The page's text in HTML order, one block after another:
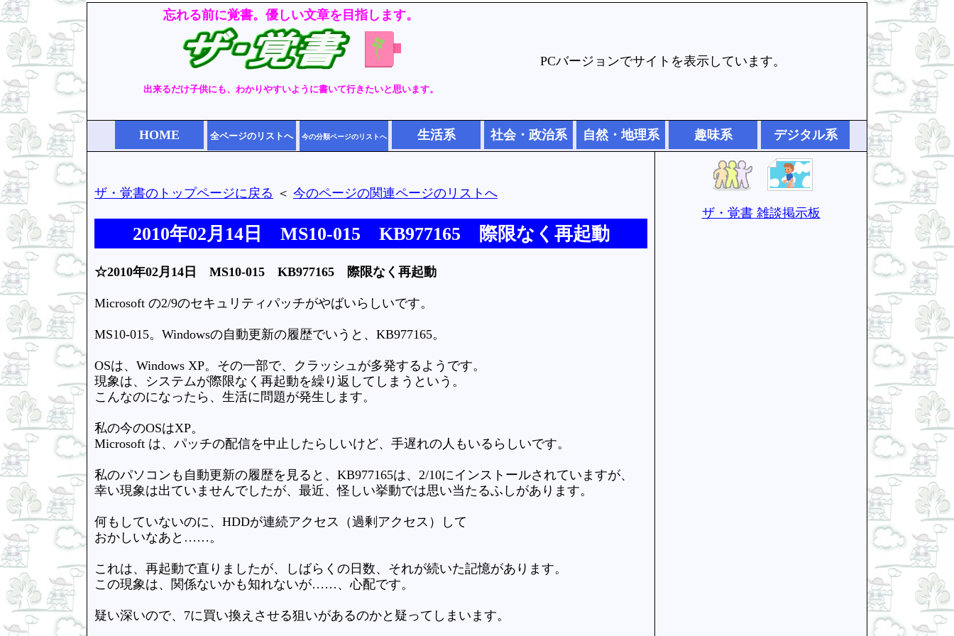
忘れる前に覚書。優しい文章を目指します。
出来るだけ子供にも、わかりやすいように書いて行きたいと思います。
PCバージョンでサイトを表示しています。
HOME 全ページのリストへ 今の分類ページのリストへ 生活系 社会・政治系 自然・地理系 趣味系 デジタル系
ザ・覚書のトップページに戻る ＜ 今のページの関連ページのリストへ
2010年02月14日 MS10-015 KB977165 際限なく再起動
☆2010年02月14日 MS10-015 KB977165 際限なく再起動
Microsoft の2/9のセキュリティパッチがやばいらしいです。
MS10-015。Windowsの自動更新の履歴でいうと、KB977165。
OSは、Windows XP。その一部で、クラッシュが多発するようです。
現象は、システムが際限なく再起動を繰り返してしまうという。
こんなのになったら、生活に問題が発生します。
私の今のOSはXP。
Microsoft は、パッチの配信を中止したらしいけど、手遅れの人もいるらしいです。
私のパソコンも自動更新の履歴を見ると、KB977165は、2/10にインストールされていますが、
幸い現象は出ていませんでしたが、最近、怪しい挙動では思い当たるふしがあります。
何もしていないのに、HDDが連続アクセス（過剰アクセス）して
おかしいなあと……。
これは、再起動で直りましたが、しばらくの日数、それが続いた記憶があります。
この現象は、関係ないかも知れないが……、心配です。
疑い深いので、7に買い換えさせる狙いがあるのかと疑ってしまいます。
ザ・覚書 雑談掲示板